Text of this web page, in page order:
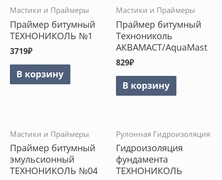
Мастики и Праймеры
Праймер битумный
ТЕХНОНИКОЛЬ №1
3719₽
В корзину
Мастики и Праймеры
Праймер битумный
Технониколь
АКВАМАСТ/AquaMast
829₽
В корзину
Мастики и Праймеры
Праймер битумный
эмульсионный
ТЕХНОНИКОЛЬ №04
Рулонная Гидроизоляция
Гидроизоляция
фундамента
ТЕХНОНИКОЛЬ